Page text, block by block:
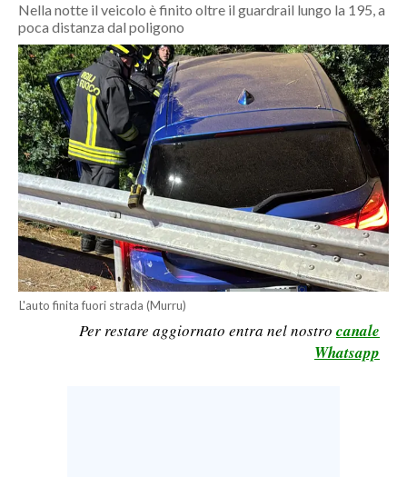
OGLIASTRA
AGENDA
CRONACA
ITALIA
MONDO
POLITICA
ECONOMIA
SERVIZI ALLE IMPRESE
LAVORO
Nella notte il veicolo è finito oltre il guardrail lungo la 195, a
poca distanza dal poligono
L'auto finita fuori strada (Murru)
Per restare aggiornato entra nel nostro canale
Whatsapp